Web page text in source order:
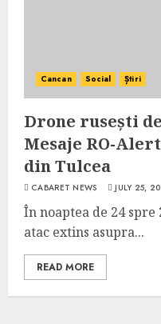
Cancan Social Știri
Drone rusești
Mesaje RO-
din Tulcea
CABARET NEWS JULY 25,
În noaptea de 24 spre
atac extins asupra...
READ MORE